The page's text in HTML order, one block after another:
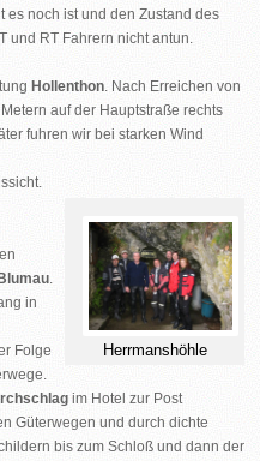
es noch ist und den Zustand des
und RT Fahrern nicht antun.
Hollenthon. Nach Erreichen von
auf der Hauptstraße rechts
fuhren wir bei starken Wind
Herrmanshöhle
Blumau.
in
Folge
im Hotel zur Post
Güterwegen und durch dichte
bis zum Schloß und dann der